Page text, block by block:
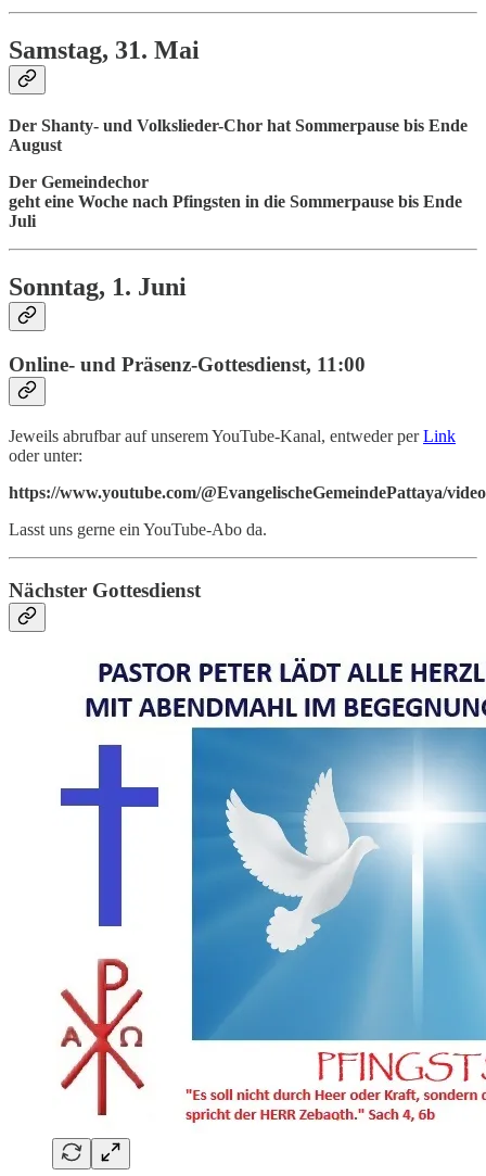
Samstag, 31. Mai
Der Shanty- und Volkslieder-Chor hat Sommerpause bis Ende
August
Der Gemeindechor
geht eine Woche nach Pfingsten in die Sommerpause bis Ende
Juli
Sonntag, 1. Juni
Online- und Präsenz-Gottesdienst, 11:00
Jeweils abrufbar auf unserem YouTube-Kanal, entweder perLink
oder unter:
https://www.youtube.com/@EvangelischeGemeindePattaya/
Lasst uns gerne ein YouTube-Abo da.
Nächster Gottesdienst